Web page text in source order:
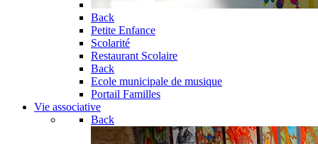
Back
Petite Enfance
Scolarité
Restaurant Scolaire
Back
Ecole municipale de musique
Portail Familles
Vie associative
Back